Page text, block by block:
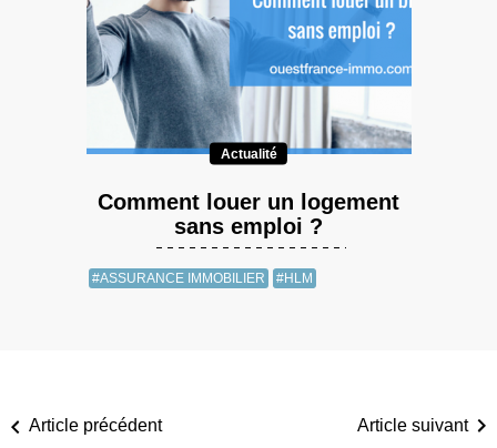
Actualité
Comment louer un logement
sans emploi ?
#ASSURANCE IMMOBILIER #HLM
Article précédent Article suivant